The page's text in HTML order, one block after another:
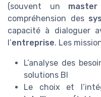
(souvent un
compréhension des
capacité à dialoguer
l’entreprise. Les
L’analyse des
solutions BI
Le choix et